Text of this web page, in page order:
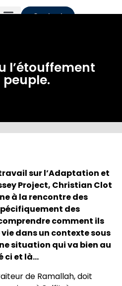
Contact
l’étouffement
peuple.
sur l’Adaptation et
Project, Christian Clot
à la rencontre des
des
comment ils
dans un contexte sous
situation qui va bien au
ci et là…
de Ramallah, doit